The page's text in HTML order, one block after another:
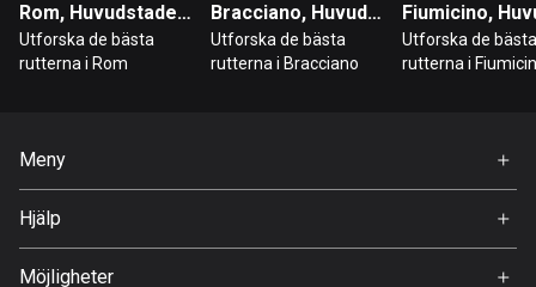
Grenada
Rom, Huvudstaden Rom
Utforska de bästa
rutterna i Rom
Bracciano, Huvudstaden Rom
Utforska de bästa
rutterna i Bracciano
Utforska de bästa
rutterna i
Meny
Hem
Premium
Om Oss
Hjälp
FAQ
Möjligheter